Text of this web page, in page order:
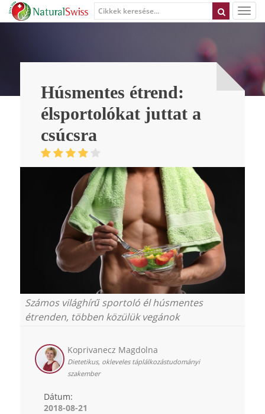
Húsmentes étrend:
élsportolókat juttat a
csúcsra
Számos világhírű sportoló él húsmentes
étrenden, többen közülük vegánok
Koprivanecz Magdolna
Dietetikus, okleveles táplálkozástudományi
szakember
Dátum:
2018-08-21